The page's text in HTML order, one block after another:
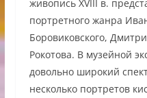
живопись XVIII в.
портретного жанра
Боровиковского,
Рокотова. В музейной
довольно широкий
несколько портретов